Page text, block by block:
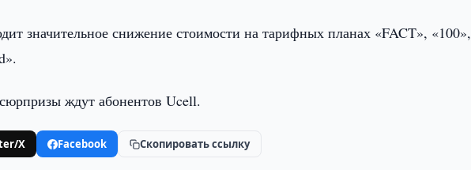
значительное снижение стоимости на тарифных планах «FACT», «100»,
ждут абонентов Ucell.
X Facebook Скопировать ссылку